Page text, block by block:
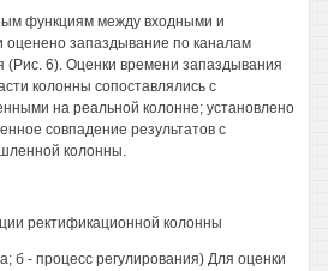
функциям между входными и
запаздывание по каналам
(Рис. 6). Оценки времени запаздывания
колонны сопоставлялись с
на реальной колонне; установлено
совпадение результатов с
колонны.
ректификационной колонны
б - процесс регулирования) Для оценки